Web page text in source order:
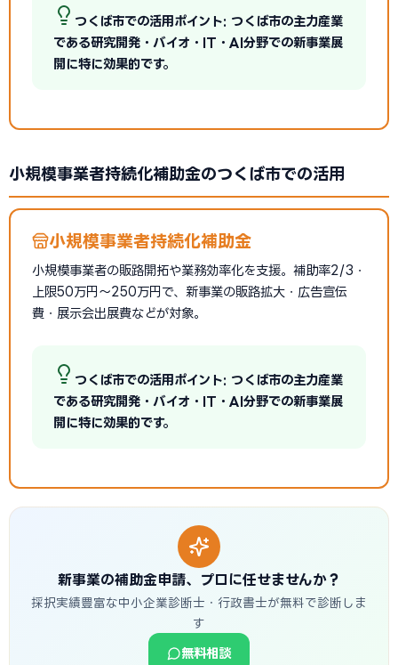
つくば市での活用ポイント: つくば市の主力産業
である研究開発・バイオ・IT・AI分野での新事業展
開に特に効果的です。
小規模事業者持続化補助金のつくば市での活用
小規模事業者持続化補助金
小規模事業者の販路開拓や業務効率化を支援。補助率2/3・
上限50万円〜250万円で、新事業の販路拡大・広告宣伝
費・展示会出展費などが対象。
つくば市での活用ポイント: つくば市の主力産業
である研究開発・バイオ・IT・AI分野での新事業展
開に特に効果的です。
新事業の補助金申請、プロに任せませんか？
採択実績豊富な中小企業診断士・行政書士が無料で診断しま
す
無料相談